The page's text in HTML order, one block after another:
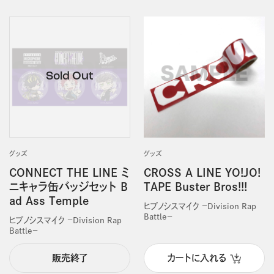
グッズ
CONNECT THE LINE ミ
ニキャラ缶バッジセット B
ad Ass Temple
ヒプノシスマイク －Division Rap
Battle－
販売終了
グッズ
CROSS A LINE YO!JO!
TAPE Buster Bros!!!
ヒプノシスマイク －Division Rap
Battle－
カートに入れる